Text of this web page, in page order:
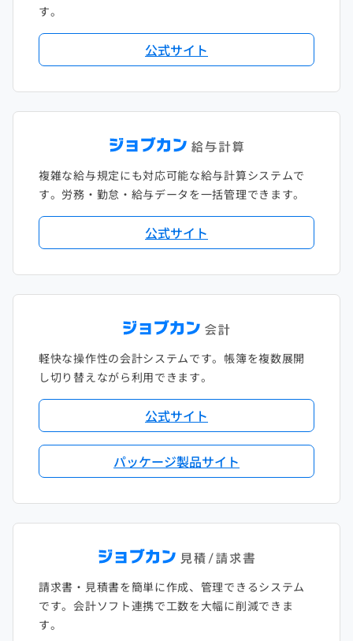
す。
公式サイト
複雑な給与規定にも対応可能な給与計算システムで
す。労務・勤怠・給与データを一括管理できます。
公式サイト
軽快な操作性の会計システムです。帳簿を複数展開
し切り替えながら利用できます。
公式サイト
パッケージ製品サイト
請求書・見積書を簡単に作成、管理できるシステム
です。会計ソフト連携で工数を大幅に削減できま
す。